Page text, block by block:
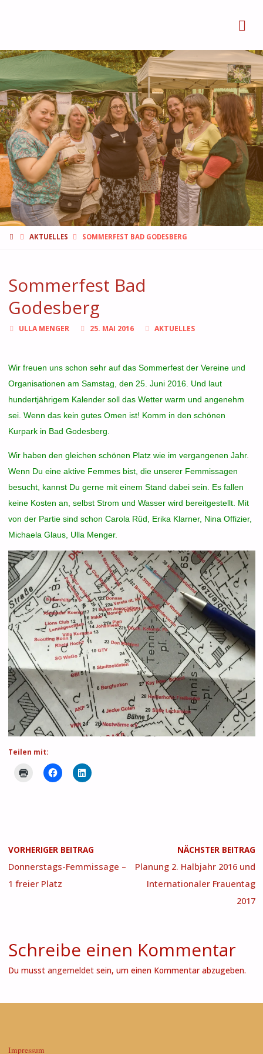
FEMMES
STARTAKTUELLES SOMMERFEST BAD GODESBERG
Sommerfest Bad
Godesberg
ULLA MENGER 25. MAI 2016 AKTUELLES
Wir freuen uns schon sehr auf das Sommerfest der Vereine und
Organisationen am Samstag, den 25. Juni 2016. Und laut
hundertjährigem Kalender soll das Wetter warm und angenehm
sei. Wenn das kein gutes Omen ist! Komm in den schönen
Kurpark in Bad Godesberg.
Wir haben den gleichen schönen Platz wie im vergangenen Jahr.
Wenn Du eine aktive Femmes bist, die unserer Femmissagen
besucht, kannst Du gerne mit einem Stand dabei sein. Es fallen
keine Kosten an, selbst Strom und Wasser wird bereitgestellt. Mit
von der Partie sind schon Carola Rüd, Erika Klarner, Nina Offizier,
Michaela Glaus, Ulla Menger.
Teilen mit:
VORHERIGER BEITRAG
Donnerstags-Femmissage –
1 freier Platz
NÄCHSTER BEITRAG
Planung 2. Halbjahr 2016 und
Internationaler Frauentag
2017
Schreibe einen Kommentar
Du musst angemeldetsein, um einen Kommentar abzugeben.
Impressum